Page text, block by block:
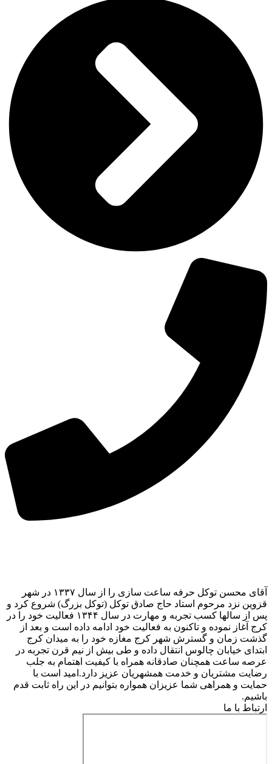
آقای محسن توکل حرفه ساعت سازی را از سال ۱۳۳۷ در شهر
نزد مرحوم استاد حاج صادق توکل (توکل بزرگ) شروع کرد و
پس از سالها کسب تجربه و مهارت در سال ۱۳۴۴ فعالیت خود را در
نموده و تاکنون به فعالیت خود ادامه داده است و بعد از
زمان و گسترش شهر کرج مغازه خود را به میدان کرج
خیابان چالوس انتقال داده و طی بیش از نیم قرن تجربه در
ساعت همچنان صادقانه همراه با کیفیت اهتمام به جلب
مشتریان و خدمت همشهریان عزیز دارد.امید است با
و همراهی شما عزیزان همواره بتوانیم در این راه ثابت قدم
با ما